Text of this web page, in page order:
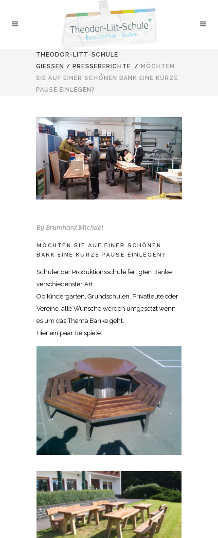
THEODOR-LITT-SCHULE
GIESSEN
/ PRESSEBERICHTE / MÖCHTEN
SIE AUF EINER SCHÖNEN BANK EINE KURZE
PAUSE EINLEGEN?
By Brumhard Michael
MÖCHTEN SIE AUF EINER SCHÖNEN
BANK EINE KURZE PAUSE EINLEGEN?
Schüler der Produktionsschule fertigten Bänke
verschiedenster Art.
Ob Kindergärten, Grundschulen, Privatleute oder
Vereine, alle Wünsche werden umgesetzt wenn
es um das Thema Bänke geht.
Hier ein paar Beispiele: